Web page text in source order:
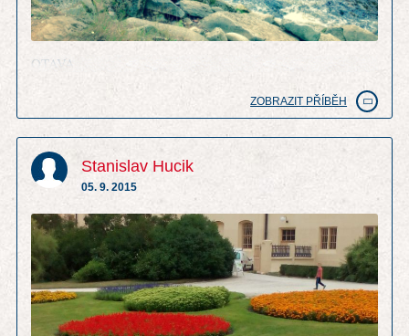
OTAVA
ZOBRAZIT PŘÍBĚH
Stanislav Hucik
05. 9. 2015